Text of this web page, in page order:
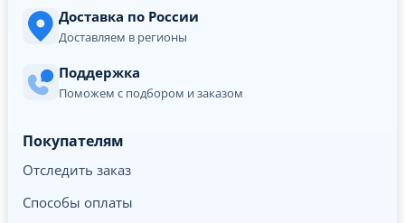
Доставка по России
Доставляем в регионы
Поддержка
Поможем с подбором и заказом
Покупателям
Отследить заказ
Способы оплаты